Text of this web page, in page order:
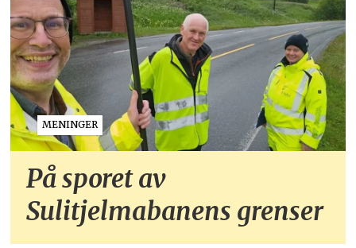
MENINGER
På sporet av
Sulitjelmabanens grenser